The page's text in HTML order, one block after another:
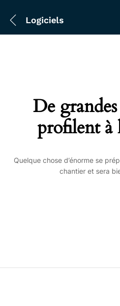
Logiciels
De grandes
profilent à
Quelque chose d’énorme se
chantier et sera